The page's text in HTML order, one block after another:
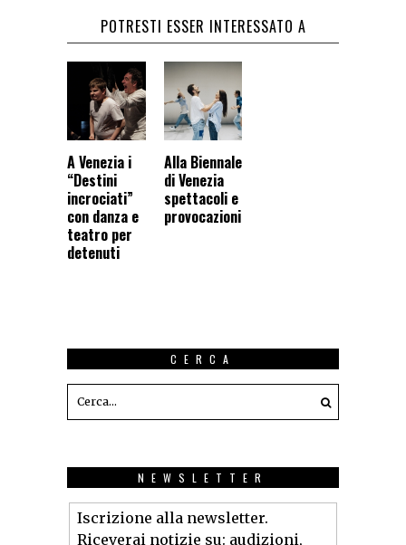
POTRESTI ESSER INTERESSATO A
A Venezia i
“Destini
incrociati”
con danza e
teatro per
detenuti
Alla Biennale
di Venezia
spettacoli e
provocazioni
CERCA
NEWSLETTER
Iscrizione alla newsletter.
Riceverai notizie su: audizioni,